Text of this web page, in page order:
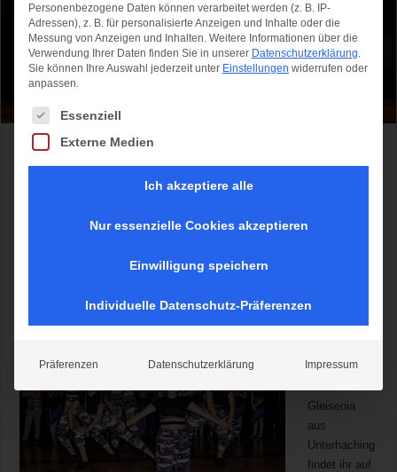
Fasching 2019/2020
Faschingsveranstaltungen, die ich in der Saison 2019/20 besucht und
Gleisenia
aus
Unterhaching
findet ihr auf
Personenbezogene Daten können verarbeitet werden (z. B. IP-
Adressen), z. B. für personalisierte Anzeigen und Inhalte oder die
Messung von Anzeigen und Inhalten. Weitere Informationen über die
Verwendung Ihrer Daten finden Sie in unserer Datenschutzerklärung.
Sie können Ihre Auswahl jederzeit unter Einstellungen widerrufen oder
anpassen.
Es folgt eine Liste der Service-Gruppen, für die eine Einwilligung
Essenziell
Externe Medien
Ich akzeptiere alle
Nur essenzielle Cookies akzeptieren
Einwilligung speichern
Individuelle Datenschutz-Präferenzen
Präferenzen Datenschutzerklärung Impressum